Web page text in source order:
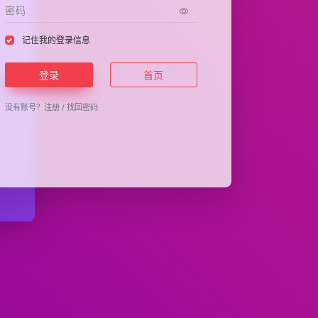
记住我的登录信息
登录 首页
没有账号？注册 /找回密码